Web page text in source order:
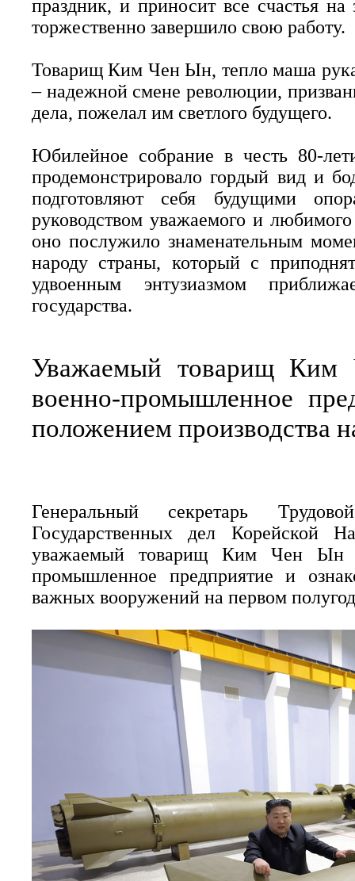
праздник, и приносит все счастья
торжественно завершило свою работу.
Товарищ Ким Чен Ын, тепло маша
– надежной смене революции,
дела, пожелал им светлого будущего.
Юбилейное собрание в честь 80-
продемонстрировало гордый вид и
подготовляют себя будущими
руководством уважаемого и
оно послужило знаменательным
народу страны, который с
удвоенным энтузиазмом
государства.
Уважаемый товарищ Ким
военно-промышленное
положением производства
Генеральный секретарь
Государственных дел Корейской
уважаемый товарищ Ким Чен Ын
промышленное предприятие и
важных вооружений на первом